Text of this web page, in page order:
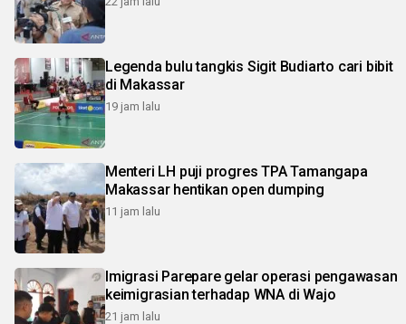
Legenda bulu tangkis Sigit Budiarto cari bibit
di Makassar
19 jam lalu
Menteri LH puji progres TPA Tamangapa
Makassar hentikan open dumping
11 jam lalu
Imigrasi Parepare gelar operasi pengawasan
keimigrasian terhadap WNA di Wajo
21 jam lalu